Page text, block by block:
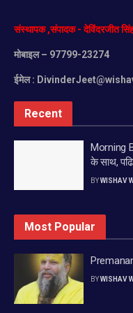
संस्थापक,संपादक-देविंदरजीत
मोबाइल– 97799-23274
ईमेल :
Recent
Morning
के साथ,
BYWISHAV
Most Popular
BYWISHAV